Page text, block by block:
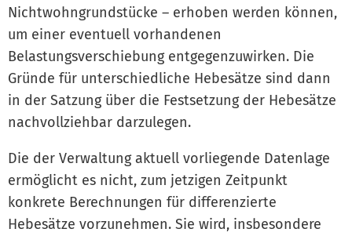
Nichtwohngrundstücke – erhoben werden können,
um einer eventuell vorhandenen
Belastungsverschiebung entgegenzuwirken. Die
Gründe für unterschiedliche Hebesätze sind dann
in der Satzung über die Festsetzung der Hebesätze
nachvollziehbar darzulegen.
Die der Verwaltung aktuell vorliegende Datenlage
ermöglicht es nicht, zum jetzigen Zeitpunkt
konkrete Berechnungen für differenzierte
Hebesätze vorzunehmen. Sie wird, insbesondere